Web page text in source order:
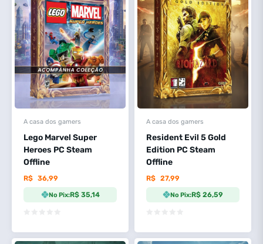
A casa dos gamers
Lego Marvel Super
Heroes PC Steam
Offline
R$ 36,99
No Pix:R$ 35,14
A casa dos gamers
Resident Evil 5 Gold
Edition PC Steam
Offline
R$ 27,99
No Pix:R$ 26,59